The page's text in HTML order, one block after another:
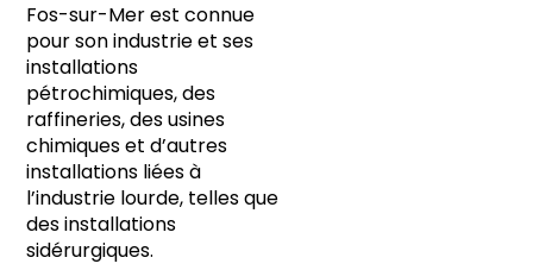
Fos-sur-Mer est connue
pour son industrie et ses
installations
pétrochimiques, des
raffineries, des usines
chimiques et d’autres
installations liées à
l’industrie lourde, telles que
des installations
sidérurgiques.